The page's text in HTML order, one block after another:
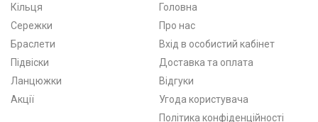
Кільця
Сережки
Браслети
Підвіски
Ланцюжки
Акції
Головна
Про нас
Вхід в особистий кабінет
Доставка та оплата
Відгуки
Угода користувача
Політика конфіденційності